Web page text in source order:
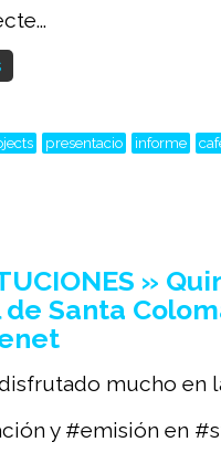
presentacio informe
»
de Santa
mucho en
y #emisión en